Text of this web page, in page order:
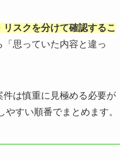
スクを分けて確認するこ
思っていた内容と違っ
は慎重に見極める必要が
すい順番でまとめます。